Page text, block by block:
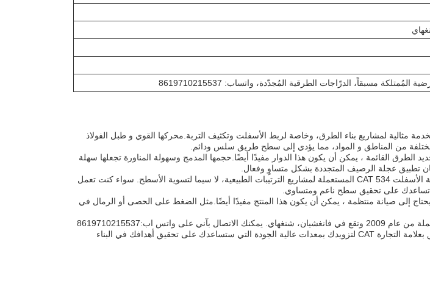
المُمتلكة مسبقاً، الدرّاجات الطرقية المُجدّدة، واتساب: 8619710215537
الأسفلت المستخدمة مثالية لمشاريع بناء الطرق، وخاصة لربط الأسفلت وتكثيف التربة.محركها القوي و طبل الفولاذ
مختلفة من المناطق و المواد، مما يؤدي إلى سطح طريق سلس ودائم.
الطرق القائمة ، يمكن أن يكون هذا الدوار مفيدًا أيضًا.حجمها المدمج وسهولة المناورة تجعلها سهلة
تطبيق عجلة الرصيف المتجددة بشكل متساوٍ وفعال.
3. الترتيبات الطبيعية - يمكن أيضاً استخدام عجلة الأسفلت CAT 534 المستعملة لمشاريع الترتيبات الطبيعية، لا سيما لتسوية الأسطح. سواء كنت تعمل
على تحقيق سطح ناعم ومتساوي.
يحتاج إلى صيانة منتظمة ، يمكن أن يكون هذا المنتج مفيدًا أيضًا.مثل الضغط على الحصى أو الرمال في
يرجى ملاحظة أن هذا الدراجة الآسفلتية المستعملة من عام 2009 وتقع في فانغشيان، شنغهاي. يمكنك الاتصال بآني على واتس اب:8619710215537
لمزيد من المعلومات عن المنتج وتوافر المنتجثق بعلامة التجارة CAT لتزويدك بمعدات عالية الجودة التي ستساعدك على تحقيق أهدافك في البناء